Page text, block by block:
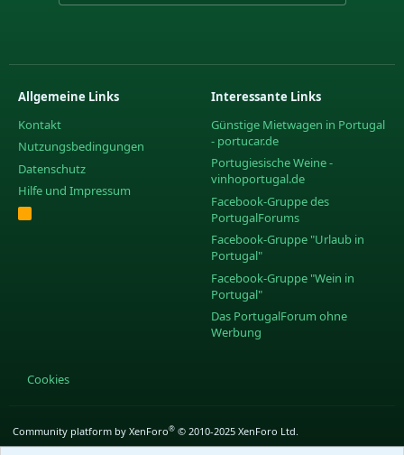
Allgemeine Links
Kontakt
Nutzungsbedingungen
Datenschutz
Hilfe und Impressum
R
S
Interessante Links
Günstige Mietwagen in Portugal
- portucar.de
Portugiesische Weine -
vinhoportugal.de
Facebook-Gruppe des
PortugalForums
Facebook-Gruppe "Urlaub in
Portugal"
Facebook-Gruppe "Wein in
Portugal"
Das PortugalForum ohne
Werbung
Cookies
Community platform by XenForo® © 2010-2025 XenForo Ltd.